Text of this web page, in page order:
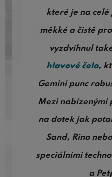
které je na
měkké a čistě
vyzdvihnul
hlavové čelo,
Gemini punc
Mezi nabízenými
na dotek jak
Sand, Rino
speciálními
a